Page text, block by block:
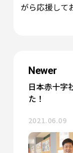
がら応援して
Newer
日本赤十字
た！
2021.06.09